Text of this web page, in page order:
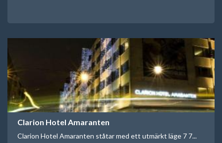
Clarion Hotel Amaranten
Clarion Hotel Amaranten ståtar med ett utmärkt läge 7 7...